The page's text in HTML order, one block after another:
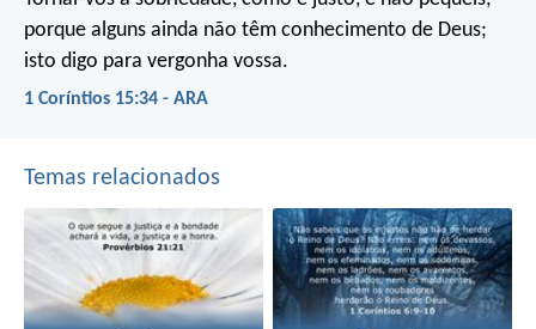
porque alguns ainda não têm conhecimento de Deus;
isto digo para vergonha vossa.
1 Coríntios 15:34 - ARA
Temas relacionados